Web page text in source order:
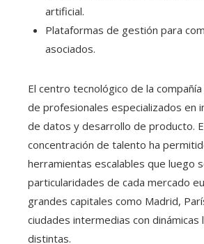
artificial.
Plataformas de gestión para
asociados.
El centro tecnológico de la
de profesionales especializados en
de datos y desarrollo de producto.
concentración de talento ha
herramientas escalables que luego
particularidades de cada mercado
grandes capitales como Madrid,
ciudades intermedias con dinámicas
distintas.